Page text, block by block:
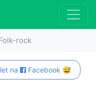
rock
na Facebook 😅